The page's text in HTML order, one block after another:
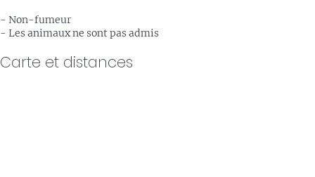
- Non-fumeur
- Les animaux ne sont pas admis
Carte et distances